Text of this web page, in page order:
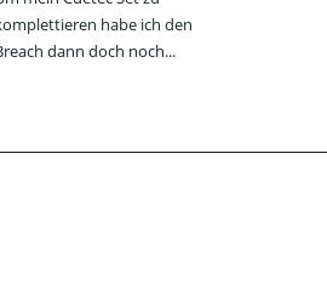
habe ich den
dann doch noch...